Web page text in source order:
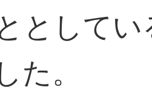
として
た。